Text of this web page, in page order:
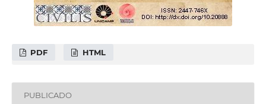
PDF HTML
PUBLICADO